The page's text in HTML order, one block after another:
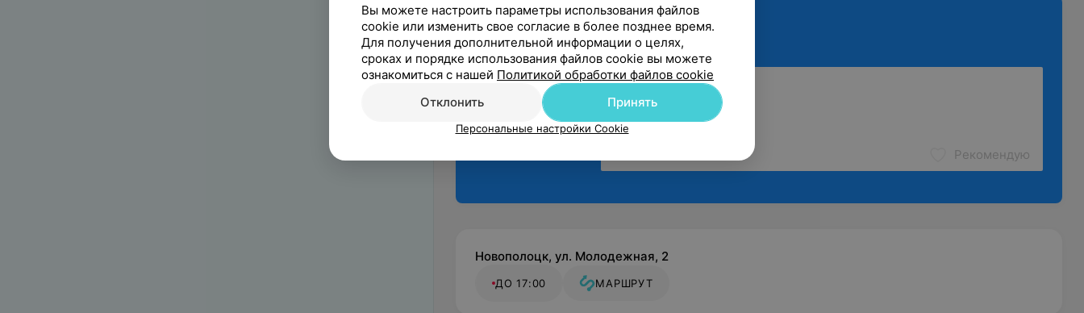
Поделитесь
мнением
Рекомендую
Новополоцк, ул. Молодежная, 2
ДО 17:00 МАРШРУТ
Вы можете настроить параметры использования файлов
cookie или изменить свое согласие в более позднее время.
Для получения дополнительной информации о целях,
сроках и порядке использования файлов cookie вы можете
ознакомиться с нашей Политикой обработки файлов cookie
Отклонить
Принять
Персональные настройки Cookie